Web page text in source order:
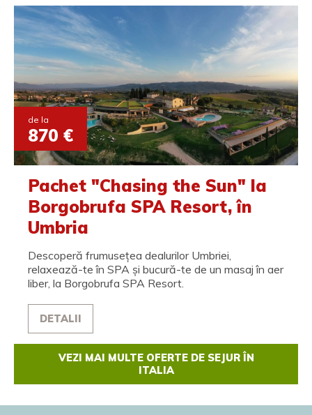
de la
870 €
Pachet "Chasing the Sun" la
Borgobrufa SPA Resort, în
Umbria
Descoperă frumusețea dealurilor Umbriei,
relaxează-te în SPA și bucură-te de un masaj în aer
liber, la Borgobrufa SPA Resort.
DETALII
VEZI MAI MULTE OFERTE DE SEJUR ÎN
ITALIA